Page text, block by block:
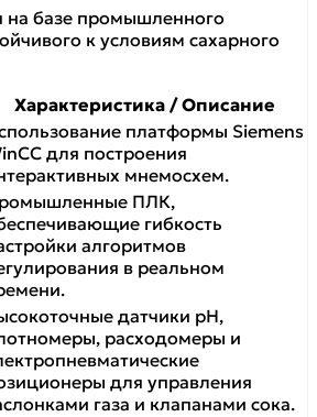
на базе промышленного
к условиям сахарного
Характеристика / Описание
платформы Siemens
для построения
мнемосхем.
ПЛК,
гибкость
алгоритмов
в реальном
датчики рН,
расходомеры и
для управления
газа и клапанами сока.